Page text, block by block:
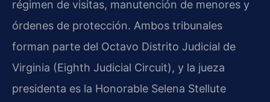
régimen de visitas, manutención de menores y
órdenes de protección. Ambos tribunales
forman parte del Octavo Distrito Judicial de
Virginia (Eighth Judicial Circuit), y la jueza
presidenta es la Honorable Selena Stellute